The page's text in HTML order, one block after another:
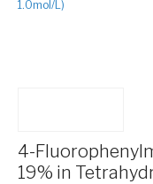
4-
19% in